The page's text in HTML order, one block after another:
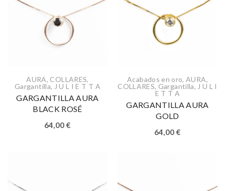
AURA, COLLARES,
Gargantilla, J U L I E T T A
GARGANTILLA AURA
BLACK ROSÉ
64,00 €
Acabados en oro,AURA,
COLLARES, Gargantilla, J U L I
E T T A
GARGANTILLA AURA
GOLD
64,00 €